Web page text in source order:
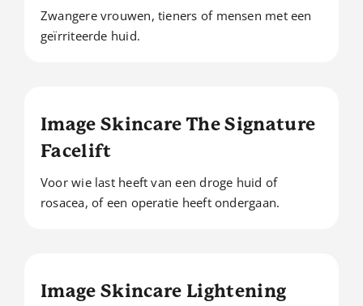
Zwangere vrouwen, tieners of mensen met een
geïrriteerde huid.
Image Skincare The Signature
Facelift
Voor wie last heeft van een droge huid of
rosacea, of een operatie heeft ondergaan.
Image Skincare Lightening